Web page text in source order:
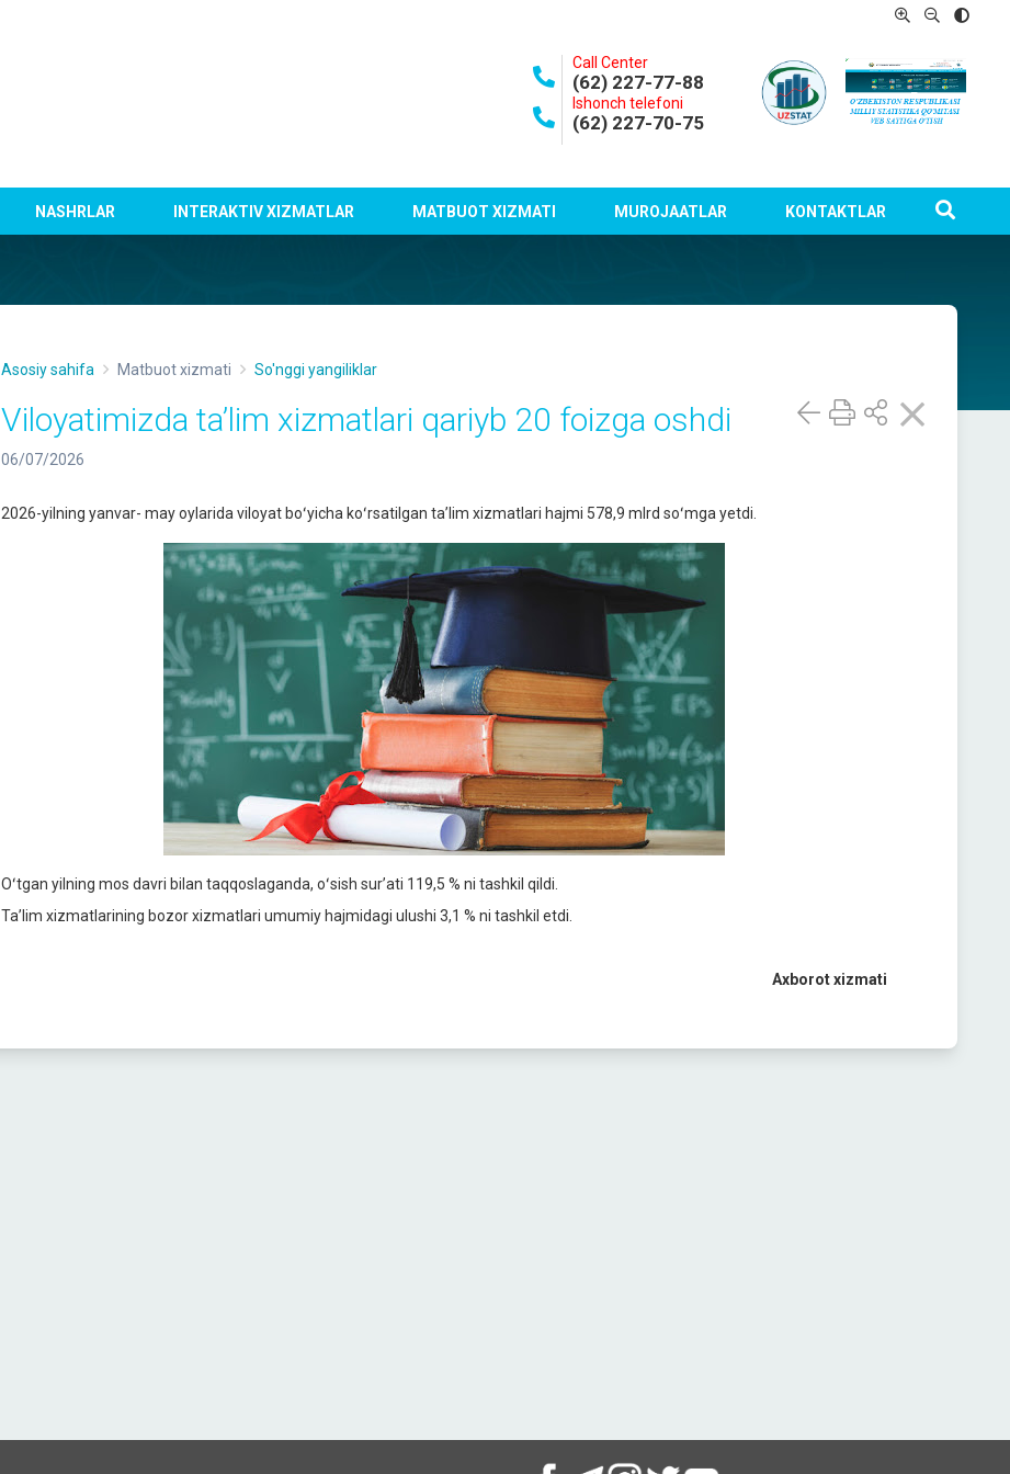
Call Center
(62) 227-77-88
Ishonch telefoni
(62) 227-70-75
NASHRLAR INTERAKTIV XIZMATLAR MATBUOT XIZMATI MUROJAATLAR KONTAKTLAR
Asosiy sahifa Matbuot xizmati So'nggi yangiliklar
Viloyatimizda taʼlim xizmatlari qariyb 20 foizga oshdi
06/07/2026
2026-yilning yanvar- may oylarida viloyat boʻyicha koʻrsatilgan taʼlim xizmatlari hajmi 578,9 mlrd soʻmga yetdi.
Oʻtgan yilning mos davri bilan taqqoslaganda, oʻsish surʼati 119,5 % ni tashkil qildi.
Taʼlim xizmatlarining bozor xizmatlari umumiy hajmidagi ulushi 3,1 % ni tashkil etdi.
Axborot xizmati